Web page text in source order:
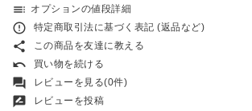
toc オプションの値段詳細
error_outline 特定商取引法に基づく表記 (返品など)
share この商品を友達に教える
undo 買い物を続ける
forum レビューを見る(0件)
rate_review レビューを投稿